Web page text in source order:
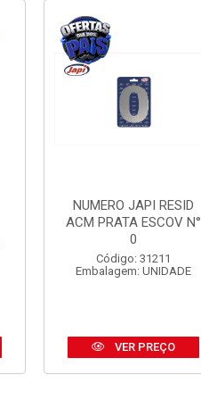
NUMERO JAPI RESID
ACM PRATA ESCOV N°
0
Código: 31211
Embalagem: UNIDADE
VER PREÇO